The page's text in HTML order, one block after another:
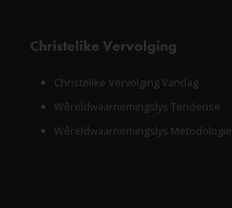
Christelike Vervolging
Christelike Vervolging Vandag
Wêreldwaarnemingslys Tendense
Wêreldwaarnemingslys Metodologie